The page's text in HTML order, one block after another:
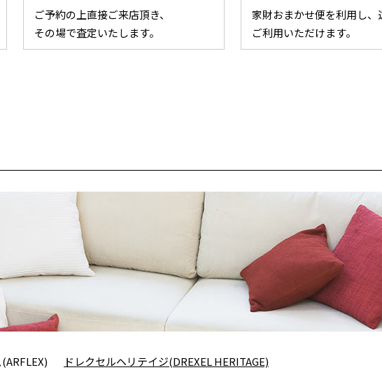
ご予約の上直接ご来店頂き、
その場で査定いたします。
家財おまかせ便を利用し、
ご利用いただけます。
ドレクセルヘリテイジ(DREXEL HERITAGE)